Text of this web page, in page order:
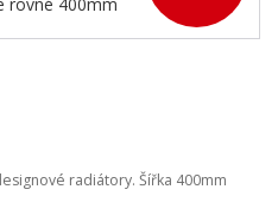
radiátory. Šířka 400mm